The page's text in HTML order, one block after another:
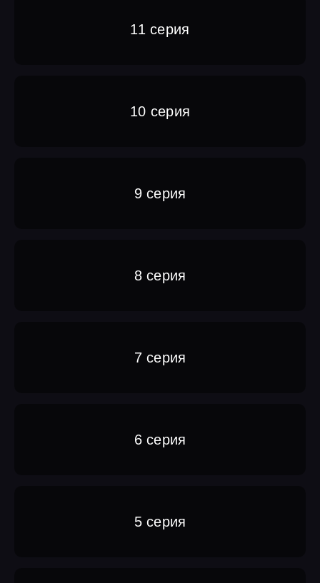
11 серия
10 серия
9 серия
8 серия
7 серия
6 серия
5 серия